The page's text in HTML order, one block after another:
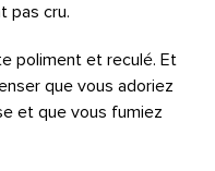
pas cru.
poliment et reculé. Et
que vous adoriez
et que vous fumiez